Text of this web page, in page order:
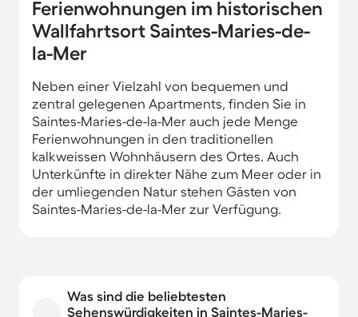
Ferienwohnungen im historischen
Wallfahrtsort Saintes-Maries-de-
la-Mer
Neben einer Vielzahl von bequemen und
zentral gelegenen Apartments, finden Sie in
Saintes-Maries-de-la-Mer auch jede Menge
Ferienwohnungen in den traditionellen
kalkweissen Wohnhäusern des Ortes. Auch
Unterkünfte in direkter Nähe zum Meer oder in
der umliegenden Natur stehen Gästen von
Saintes-Maries-de-la-Mer zur Verfügung.
Was sind die beliebtesten
Sehenswürdigkeiten in Saintes-Maries-